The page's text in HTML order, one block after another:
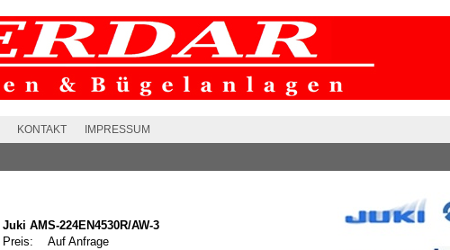
KONTAKT IMPRESSUM
Juki AMS-224EN4530R/AW-3
Auf Anfrage
Preis: